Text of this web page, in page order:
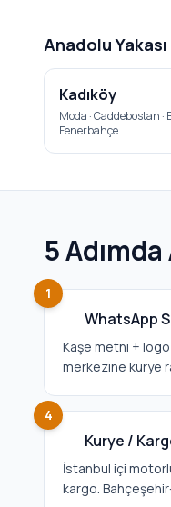
Anadolu
Kadıköy
Moda · Caddebostan
Fenerbahçe
5
1
WhatsApp
Kaşe metni +
merkezine kurye
4
Kurye /
İstanbul içi
kargo.